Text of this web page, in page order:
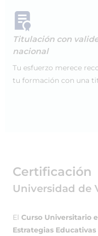
Titulación con
nacional
Tu esfuerzo merece
tu formación con una
Certificación
Universidad de
El Curso Universitario
Estrategias